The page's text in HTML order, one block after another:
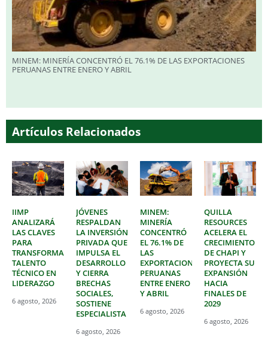
MINEM: MINERÍA CONCENTRÓ EL 76.1% DE LAS EXPORTACIONES
PERUANAS ENTRE ENERO Y ABRIL
Artículos Relacionados
IIMP
ANALIZARÁ
LAS CLAVES
PARA
TRANSFORMAR
TALENTO
TÉCNICO EN
LIDERAZGO
6 agosto, 2026
JÓVENES
RESPALDAN
LA INVERSIÓN
PRIVADA QUE
IMPULSA EL
DESARROLLO
Y CIERRA
BRECHAS
SOCIALES,
SOSTIENE
ESPECIALISTA
6 agosto, 2026
MINEM:
MINERÍA
CONCENTRÓ
EL 76.1% DE
LAS
EXPORTACIONES
PERUANAS
ENTRE ENERO
Y ABRIL
6 agosto, 2026
QUILLA
RESOURCES
ACELERA EL
CRECIMIENTO
DE CHAPI Y
PROYECTA SU
EXPANSIÓN
HACIA
FINALES DE
2029
6 agosto, 2026